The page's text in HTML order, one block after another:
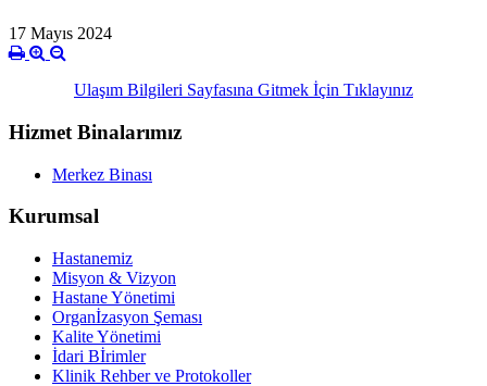
17 Mayıs 2024
Ulaşım Bilgileri Sayfasına Gitmek İçin Tıklayınız
Hizmet Binalarımız
Merkez Binası
Kurumsal
Hastanemiz
Misyon & Vizyon
Hastane Yönetimi
Organİzasyon Şeması
Kalite Yönetimi
İdari Bİrimler
Klinik Rehber ve Protokoller